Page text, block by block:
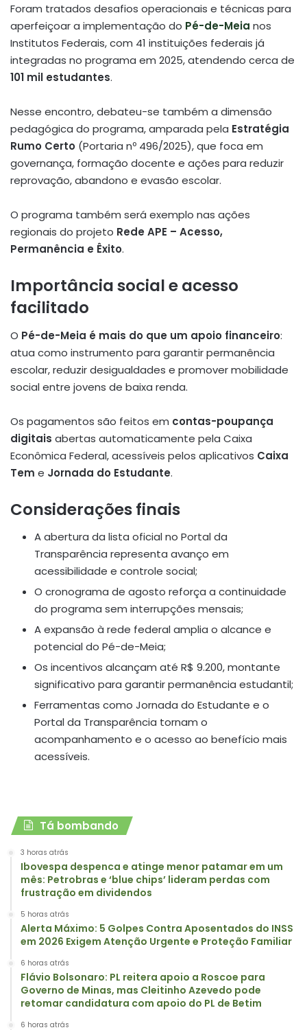
Foram tratados desafios operacionais e técnicas para
aperfeiçoar a implementação do Pé-de-Meia nos
Institutos Federais, com 41 instituições federais já
integradas no programa em 2025, atendendo cerca de
101 mil estudantes.
Nesse encontro, debateu-se também a dimensão
pedagógica do programa, amparada pela Estratégia
Rumo Certo (Portaria nº 496/2025), que foca em
governança, formação docente e ações para reduzir
reprovação, abandono e evasão escolar.
O programa também será exemplo nas ações
regionais do projeto Rede APE – Acesso,
Permanência e Êxito.
Importância social e acesso
facilitado
O Pé-de-Meia é mais do que um apoio financeiro:
atua como instrumento para garantir permanência
escolar, reduzir desigualdades e promover mobilidade
social entre jovens de baixa renda.
Os pagamentos são feitos em contas-poupança
digitais abertas automaticamente pela Caixa
Econômica Federal, acessíveis pelos aplicativos Caixa
Tem e Jornada do Estudante.
Considerações finais
A abertura da lista oficial no Portal da
Transparência representa avanço em
acessibilidade e controle social;
O cronograma de agosto reforça a continuidade
do programa sem interrupções mensais;
A expansão à rede federal amplia o alcance e
potencial do Pé-de-Meia;
Os incentivos alcançam até R$ 9.200, montante
significativo para garantir permanência estudantil;
Ferramentas como Jornada do Estudante e o
Portal da Transparência tornam o
acompanhamento e o acesso ao benefício mais
acessíveis.
Tá bombando
3 horas atrás
Ibovespa despenca e atinge menor patamar em um
mês: Petrobras e ‘blue chips’ lideram perdas com
frustração em dividendos
5 horas atrás
Alerta Máximo: 5 Golpes Contra Aposentados do INSS
em 2026 Exigem Atenção Urgente e Proteção Familiar
6 horas atrás
Flávio Bolsonaro: PL reitera apoio a Roscoe para
Governo de Minas, mas Cleitinho Azevedo pode
retomar candidatura com apoio do PL de Betim
6 horas atrás